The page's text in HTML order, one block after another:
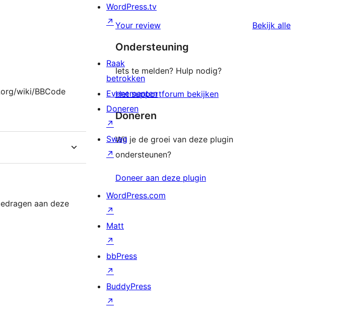
wiki/BBCode
aan deze
Your review Bekijk alle
Ondersteuning
Iets te melden? Hulp nodig?
Het supportforum bekijken
Doneren
Wil je de groei van deze plugin
ondersteunen?
Doneer aan deze plugin
WordPress.tv
↗
Raak
betrokken
Evenementen
Doneren
↗
Swag
↗
WordPress.com
↗
Matt
↗
bbPress
↗
BuddyPress
↗